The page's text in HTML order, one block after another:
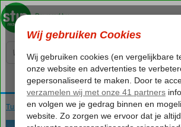
Voelt als thuiskomen...
Turkije Istanbul Istanbul Aksaray